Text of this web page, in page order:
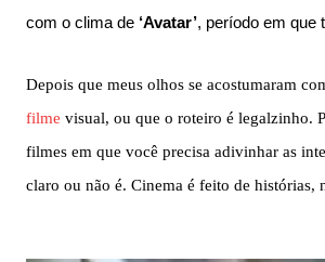
com o clima de ‘Avatar’, período em que
Depois que meus olhos se acostumaram
filme visual, ou que o roteiro é legalzinho.
filmes em que você precisa adivinhar as
claro ou não é. Cinema é feito de histórias,